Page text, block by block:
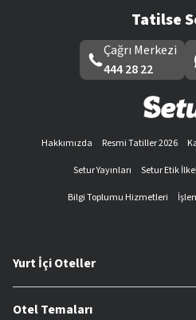
Tatilse
Çağrı Merkezi
444 28 22
Hakkımızda Resmi Tatiller 2026
Setur Yayınları
Setur Etik
Bilgi Toplumu Hizmetleri
Yurt İçi Oteller
Otel Temaları